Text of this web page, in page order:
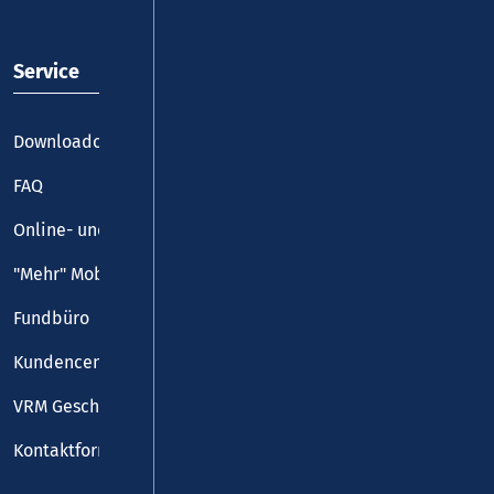
Service
Downloadcenter
FAQ
Online- und Handy-Tickets
"Mehr" Mobilität
Fundbüro
Kundencenter
VRM Geschäftsstelle
Kontaktformular